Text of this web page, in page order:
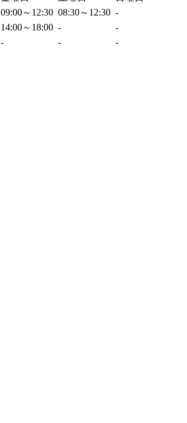
09:00～12:30 08:30～12:30 -
14:00～18:00 -
-
- - -